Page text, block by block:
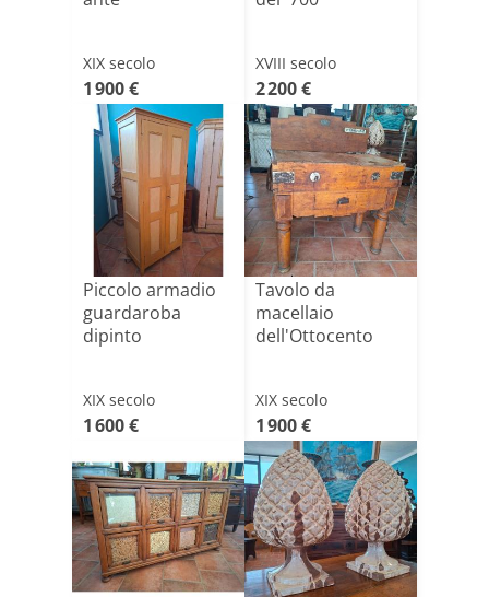
XIX secolo
1 900 €
XVIII secolo
2 200 €
Piccolo armadio
guardaroba
dipinto
XIX secolo
1 600 €
Tavolo da
macellaio
dell'Ottocento
XIX secolo
1 900 €